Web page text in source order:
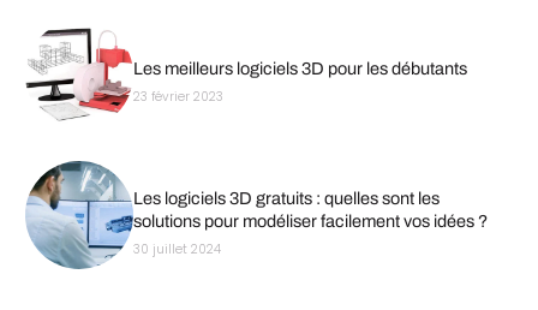
Les meilleurs logiciels 3D pour les débutants
23 février 2023
Les logiciels 3D gratuits : quelles sont les
solutions pour modéliser facilement vos idées ?
30 juillet 2024